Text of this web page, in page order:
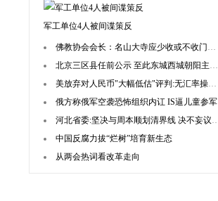
军工单位4人被间谍策反
佛教协会会长：名山大寺应少收或不收门票费
北京三区县任前公示 至此东城西城朝阳主将齐换
美放弃对人民币"大幅低估"评判:无汇率操纵者
俄方称俄军空袭恐怖组织内讧 IS逼儿童参军
河北省委:坚决与周本顺划清界线 决不妄议中央
中国反腐力拔“烂树”培育新生态
从两会热词看改革走向